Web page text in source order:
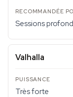
Sessions
Valhalla
Très forte